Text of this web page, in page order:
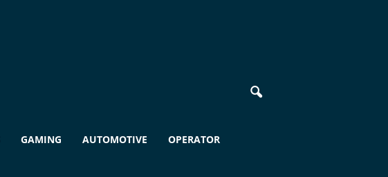
GAMING AUTOMOTIVE OPERATOR